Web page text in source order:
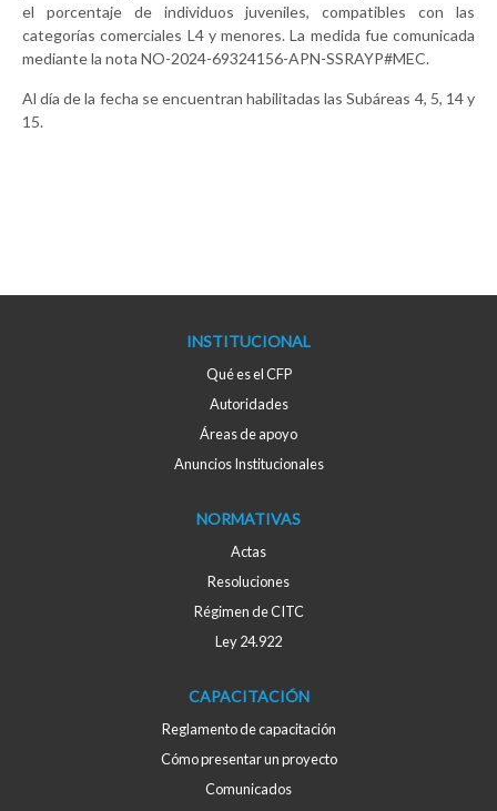
el porcentaje de individuos juveniles, compatibles con las
categorías comerciales L4 y menores. La medida fue comunicada
mediante la nota NO-2024-69324156-APN-SSRAYP#MEC.
Al día de la fecha se encuentran habilitadas las Subáreas 4, 5, 14 y
15.
INSTITUCIONAL
Qué es el CFP
Autoridades
Áreas de apoyo
Anuncios Institucionales
NORMATIVAS
Actas
Resoluciones
Régimen de CITC
Ley 24.922
CAPACITACIÓN
Reglamento de capacitación
Cómo presentar un proyecto
Comunicados